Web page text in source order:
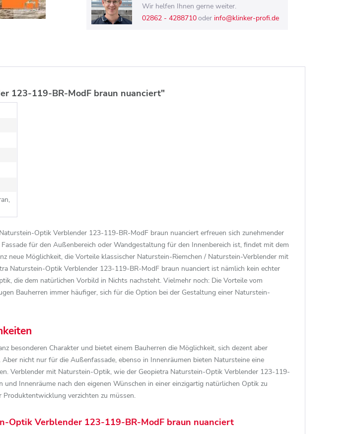
Wir helfen Ihnen gerne weiter.
02862 - 4288710oder info@klinker-profi.de
123-119-BR-ModF braun nuanciert"
Optik Verblender 123-119-BR-ModF braun nuanciert erfreuen sich zunehmender
für den Außenbereich oder Wandgestaltung für den Innenbereich ist, findet mit dem
neue Möglichkeit, die Vorteile klassischer Naturstein-Riemchen / Naturstein-Verblender mit
Naturstein-Optik Verblender 123-119-BR-ModF braun nuanciert ist nämlich kein echter
die dem natürlichen Vorbild in Nichts nachsteht. Vielmehr noch: Die Vorteile vom
Bauherren immer häufiger, sich für die Option bei der Gestaltung einer Naturstein-
besonderen Charakter und bietet einem Bauherren die Möglichkeit, sich dezent aber
nicht nur für die Außenfassade, ebenso in Innenräumen bieten Natursteine eine
Verblender mit Naturstein-Optik, wie der Geopietra Naturstein-Optik Verblender 123-119-
Innenräume nach den eigenen Wünschen in einer einzigartig natürlichen Optik zu
verzichten zu müssen.
Optik Verblender 123-119-BR-ModF braun nuanciert